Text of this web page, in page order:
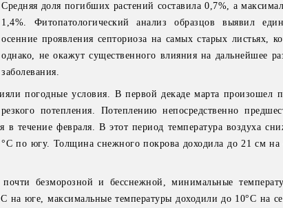
Средняя доля погибших растений составила 0,7%, а
1,4%. Фитопатологический анализ образцов выявил
осенние проявления септориоза на самых старых листьях,
однако, не окажут существенного влияния на дальнейшее
заболевания.
погодные условия. В первой декаде марта произошел
потепления. Потеплению непосредственно
течение февраля. В этот период температура воздуха
по югу. Толщина снежного покрова доходила до 21 см на
безморозной и бесснежной, минимальные
на юге, максимальные температуры доходили до 10°С на